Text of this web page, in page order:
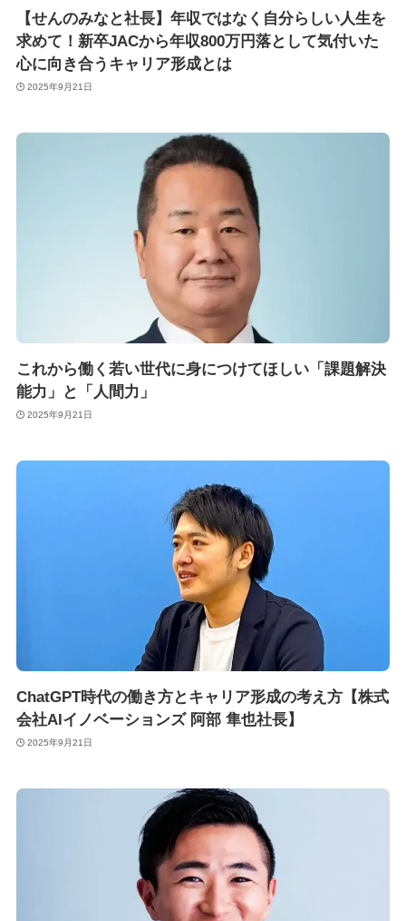
【せんのみなと社長】年収ではなく自分らしい人生を
求めて！新卒JACから年収800万円落として気付いた
心に向き合うキャリア形成とは
2025年9月21日
これから働く若い世代に身につけてほしい「課題解決
能力」と「人間力」
2025年9月21日
ChatGPT時代の働き方とキャリア形成の考え方【株式
会社AIイノベーションズ 阿部 隼也社長】
2025年9月21日